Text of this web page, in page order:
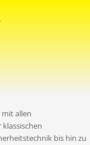
allen
bis hin zu